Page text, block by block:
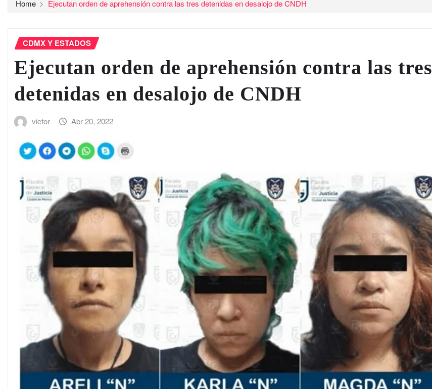
Home Ejecutan orden de aprehensión contra las tres detenidas en desalojo de CNDH
CDMX Y ESTADOS
Ejecutan orden de aprehensión contra las tres
detenidas en desalojo de CNDH
victor Abr 20, 2022